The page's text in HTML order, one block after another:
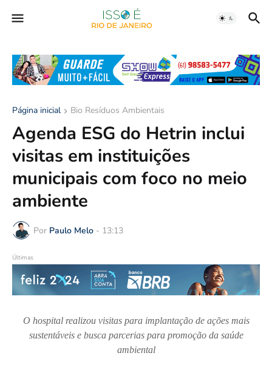
Página inicial Bio Resíduos Ambientais
Agenda ESG do Hetrin inclui
visitas em instituições
municipais com foco no meio
ambiente
Por Paulo Melo - 13:13
Últimas
O hospital realizou visitas para implantação de ações mais
sustentáveis e busca parcerias para promoção da saúde
ambiental